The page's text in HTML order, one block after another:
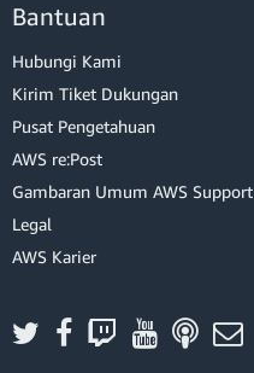
Bantuan
Hubungi Kami
Kirim Tiket Dukungan
Pusat Pengetahuan
AWS re:Post
Gambaran Umum AWS Support
Legal
AWS Karier